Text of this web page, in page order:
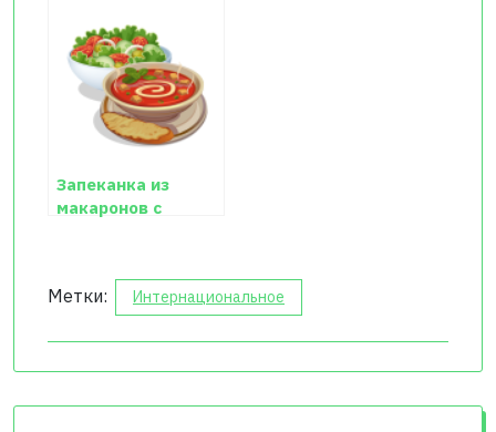
Запеканка из
макаронов с
Метки:
Интернациональное